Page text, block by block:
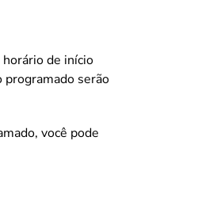
de início
programado serão
você pode